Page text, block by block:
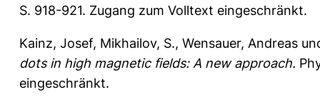
S. 918-921. Zugang zum Volltext eingeschränkt.
Kainz, Josef, Mikhailov, S., Wensauer, Andreas
dots in high magnetic fields: A new approach.
eingeschränkt.